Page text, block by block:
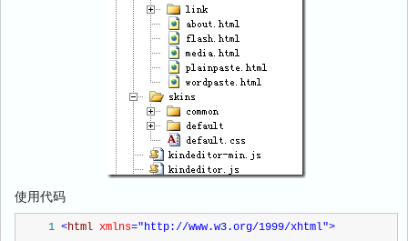
使用代码
1 <html xmlns="http://www.w3.org/1999/xhtml">